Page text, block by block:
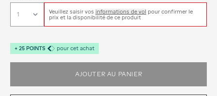
Veuillez saisir vos informations de vol pour confirmer le
prix et la disponibilité de ce produit
+ 25 POINTS pour cet achat
AJOUTER AU PANIER